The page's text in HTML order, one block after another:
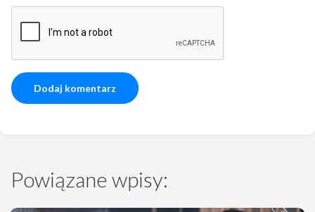
Powiązane wpisy: